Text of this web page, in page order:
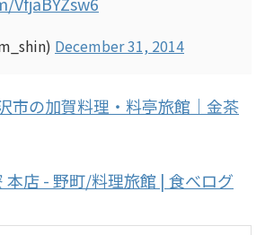
December 31, 2014
市の加賀料理・料亭旅館｜金茶
本店 - 野町/料理旅館 | 食べログ